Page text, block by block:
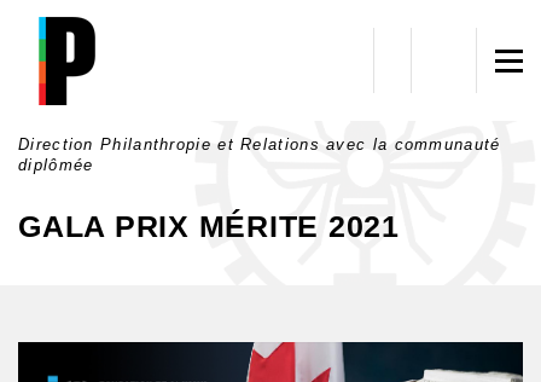
Aller au contenu principal
Direction Philanthropie et Relations avec la communauté
diplômée
GALA PRIX MÉRITE 2021